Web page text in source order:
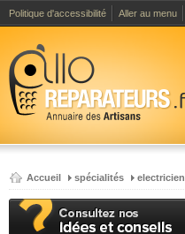
Politique d'accessibilité Aller au menu
Accueil spécialités electricien